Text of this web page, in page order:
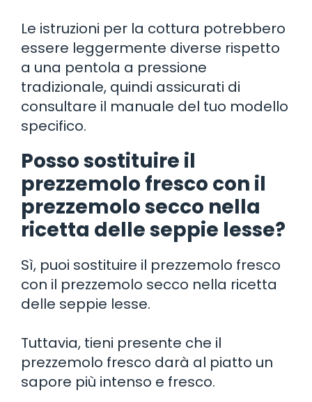
Le istruzioni per la cottura potrebbero
essere leggermente diverse rispetto
a una pentola a pressione
tradizionale, quindi assicurati di
consultare il manuale del tuo modello
specifico.
Posso sostituire il
prezzemolo fresco con il
prezzemolo secco nella
ricetta delle seppie lesse?
Sì, puoi sostituire il prezzemolo fresco
con il prezzemolo secco nella ricetta
delle seppie lesse.
Tuttavia, tieni presente che il
prezzemolo fresco darà al piatto un
sapore più intenso e fresco.